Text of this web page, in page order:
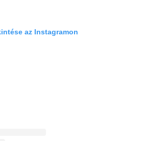
az Instagramon